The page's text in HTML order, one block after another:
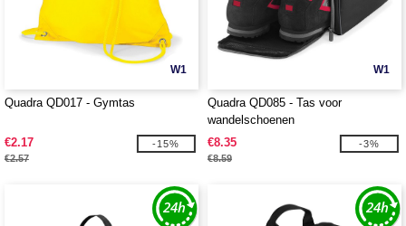
W1
Quadra QD017 - Gymtas
€2.17
€2.57
-15%
W1
Quadra QD085 - Tas voor
wandelschoenen
€8.35
€8.59
-3%